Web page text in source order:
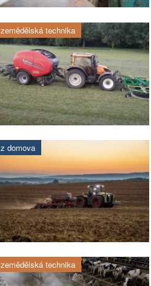
zemědělská technika
z domova
zemědělská technika